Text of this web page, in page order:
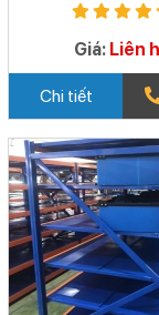
Giá: Liên
Chi tiết